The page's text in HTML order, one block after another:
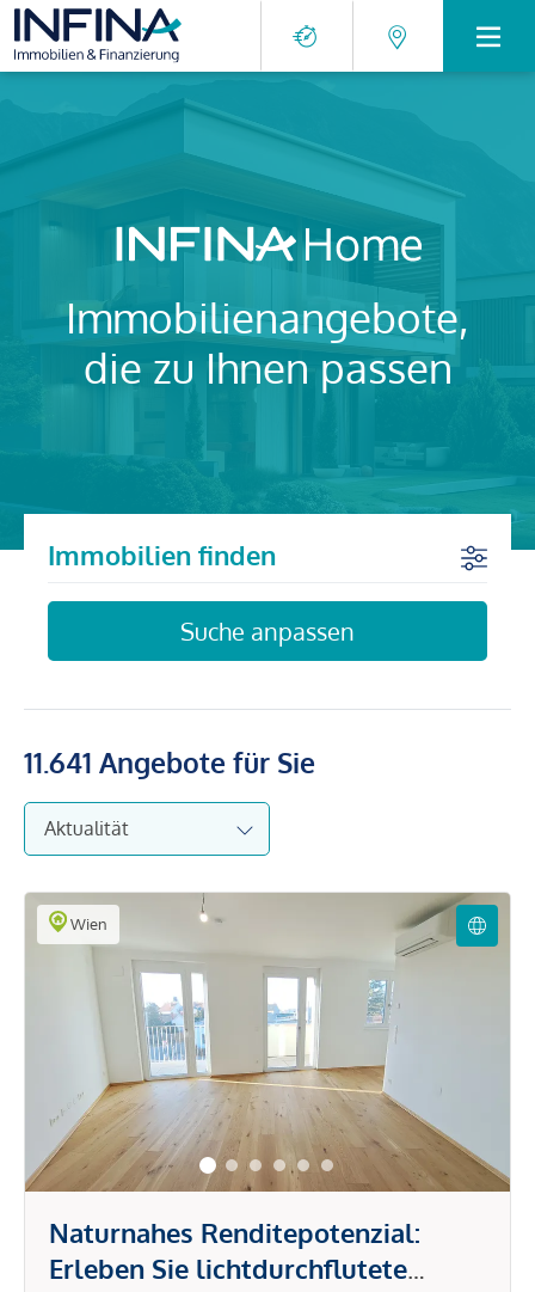
Immobilienangebote,
die zu Ihnen passen
Immobilien finden
Suche anpassen
11.641 Angebote für Sie
Wien
Naturnahes Renditepotenzial:
Erleben Sie lichtdurchflutete